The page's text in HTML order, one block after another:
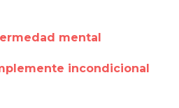
mental
incondicional